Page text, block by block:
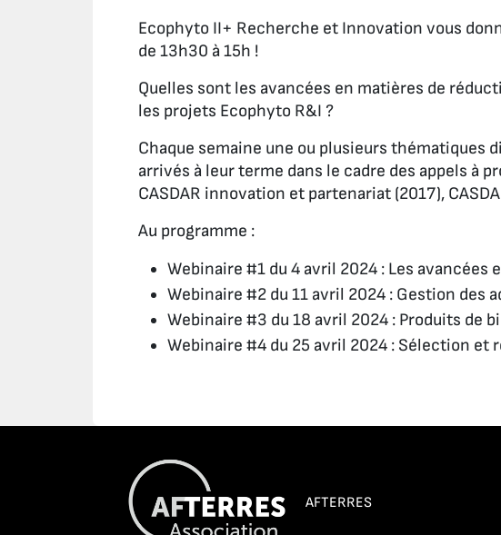
Ecophyto II+ Recherche et Innovation vous
de 13h30 à 15h !
Quelles sont les avancées en matières de
les projets Ecophyto R&I ?
Chaque semaine une ou plusieurs thématiques
arrivés à leur terme dans le cadre des appels à
CASDAR innovation et partenariat (2017),
Au programme :
Webinaire #1 du 4 avril 2024 : Les avancées
Webinaire #2 du 11 avril 2024 : Gestion des
Webinaire #3 du 18 avril 2024 : Produits de
Webinaire #4 du 25 avril 2024 : Sélection et
AFTERRES